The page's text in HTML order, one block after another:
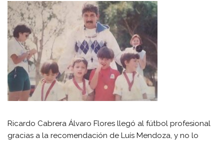
Ricardo Cabrera Álvaro Flores llegó al fútbol profesional
gracias a la recomendación de Luís Mendoza, y no lo